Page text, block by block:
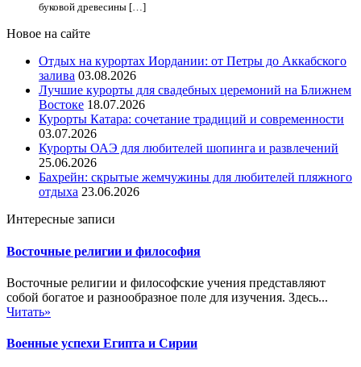
буковой древесины […]
Новое на сайте
Отдых на курортах Иордании: от Петры до Аккабского
залива 03.08.2026
Лучшие курорты для свадебных церемоний на Ближнем
Востоке 18.07.2026
Курорты Катара: сочетание традиций и современности
03.07.2026
Курорты ОАЭ для любителей шопинга и развлечений
25.06.2026
Бахрейн: скрытые жемчужины для любителей пляжного
отдыха 23.06.2026
Интересные записи
Восточные религии и философия
Восточные религии и философские учения представляют
собой богатое и разнообразное поле для изучения. Здесь...
Читать»
Военные успехи Египта и Сирии